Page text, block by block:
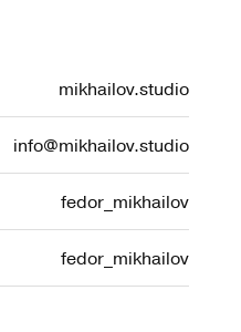
mikhailov.studio
info@mikhailov.studio
fedor_mikhailov
fedor_mikhailov